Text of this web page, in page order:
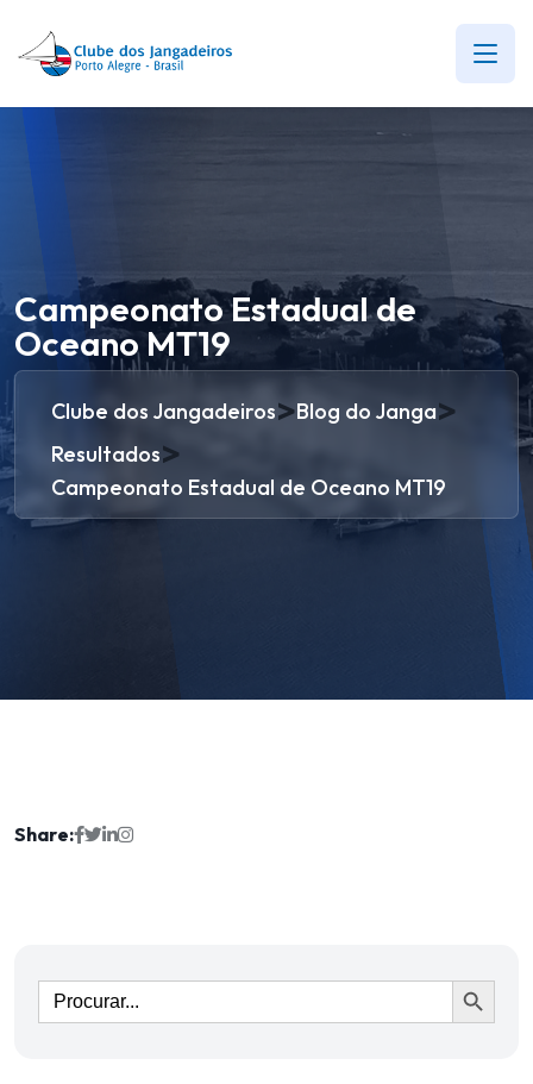
Campeonato Estadual de
Oceano MT19
Clube dos Jangadeiros>Blog do Janga>
Resultados>
Campeonato Estadual de Oceano MT19
Share:
Ir